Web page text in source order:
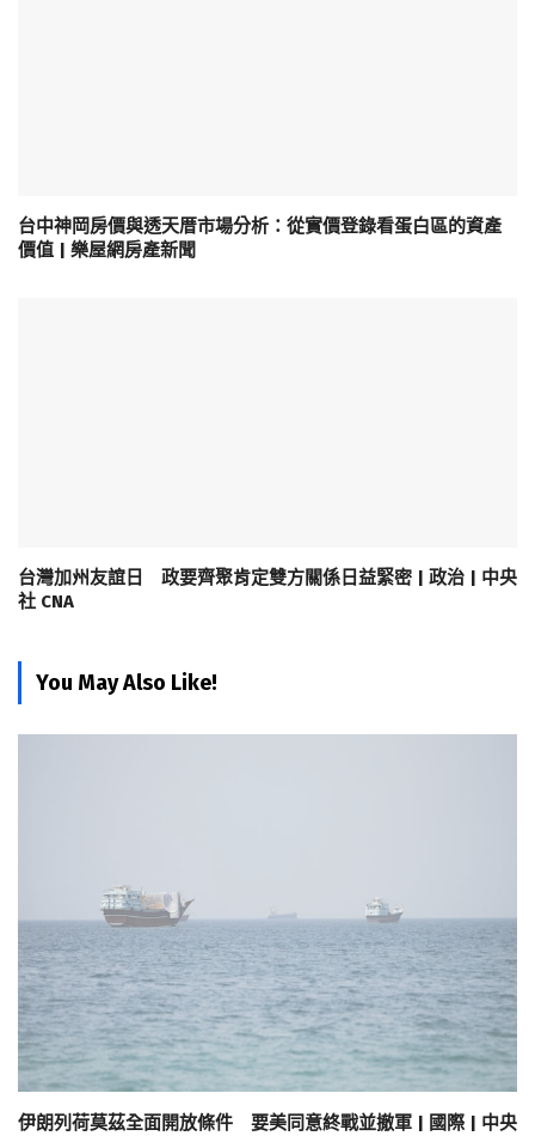
台中神岡房價與透天厝市場分析：從實價登錄看蛋白區的資產
價值 | 樂屋網房產新聞
台灣加州友誼日 政要齊聚肯定雙方關係日益緊密 | 政治 | 中央
社 CNA
You May Also Like!
伊朗列荷莫茲全面開放條件 要美同意終戰並撤軍 | 國際 | 中央